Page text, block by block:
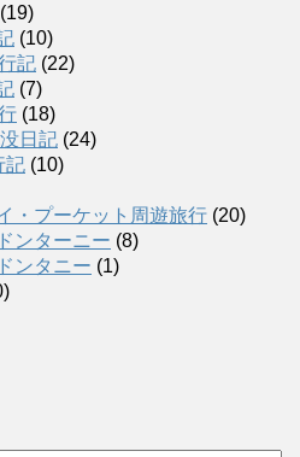
(19)
(10)
記 (22)
(7)
(18)
日記 (24)
記 (10)
・プーケット周遊旅行 (20)
ンターニー (8)
ンタニー (1)